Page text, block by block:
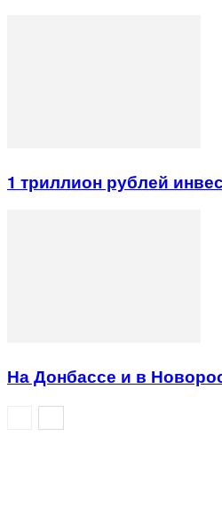
1 триллион рублей
На Донбассе и в